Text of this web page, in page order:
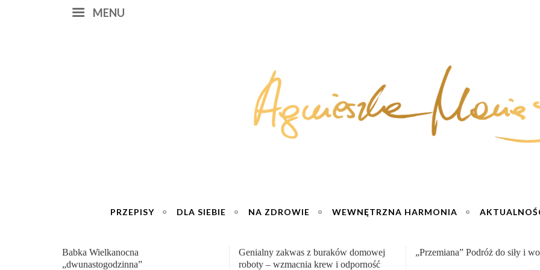
MENU
PRZEPISY DLA SIEBIE NA ZDROWIE WEWNĘTRZNA HARMONIA
Genialny zakwas z buraków domowej
roboty – wzmacnia krew i odporność
„Przemiana” Podróż do siły i wolności :)
Sernik truskawkowy na zimno –